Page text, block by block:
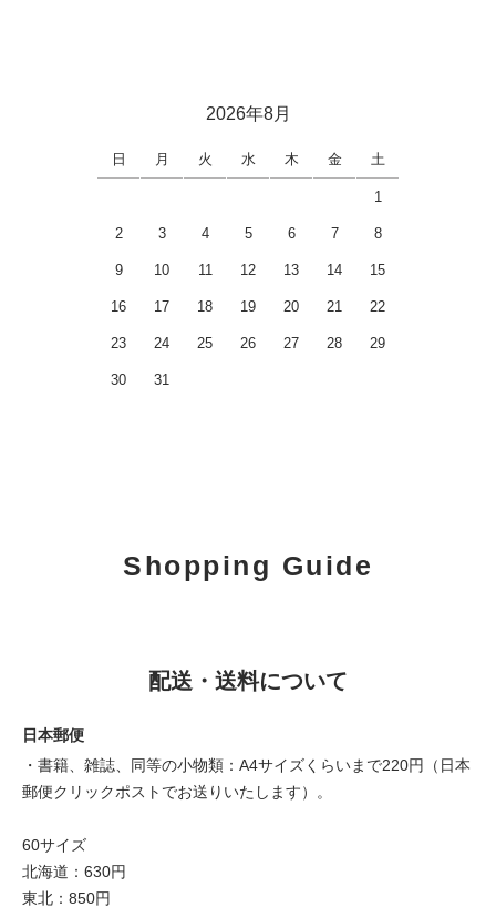
2026年8月
日 月 火 水 木 金 土
1
2 3 4 5 6 7 8
9 10 11 12 13 14 15
16 17 18 19 20 21 22
23 24 25 26 27 28 29
30 31
Shopping Guide
配送・送料について
日本郵便
・書籍、雑誌、同等の小物類：A4サイズくらいまで220円（日本
郵便クリックポストでお送りいたします）。
60サイズ
北海道：630円
東北：850円